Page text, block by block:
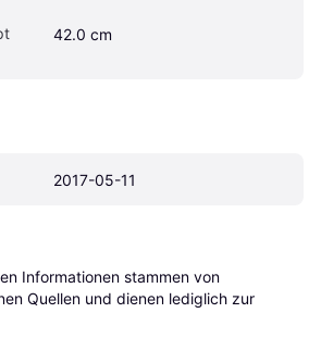
42.0 cm
2017-05-11
Informationen stammen von
Quellen und dienen lediglich zur